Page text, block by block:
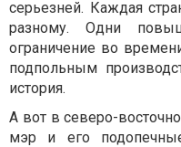
серьезней. Каждая
разному. Одни
ограничение во
подпольным
история.
А вот в северо-
мэр и его